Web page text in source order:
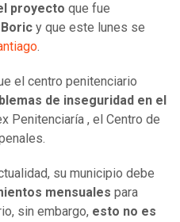
proyecto que fue
y que este lunes se
.
el centro penitenciario
de inseguridad en el
Penitenciaría , el Centro de
su municipio debe
mensuales para
sin embargo, esto no es